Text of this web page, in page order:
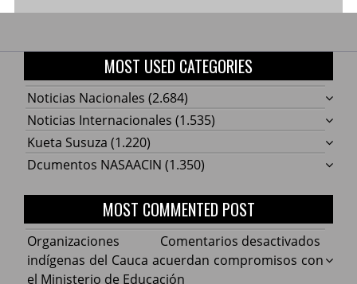
MOST USED CATEGORIES
Noticias Nacionales (2.684)
Noticias Internacionales (1.535)
Kueta Susuza (1.220)
Dcumentos NASAACIN (1.350)
MOST COMMENTED POST
Comentarios desactivados
Organizaciones
indígenas del Cauca acuerdan compromisos con
el Ministerio de Educación